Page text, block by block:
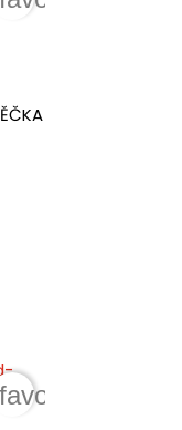
favorite_border